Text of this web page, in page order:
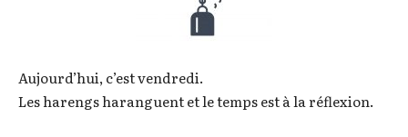
Aujourd’hui, c’est vendredi.
Les harengs haranguent et le temps est à la réflexion.